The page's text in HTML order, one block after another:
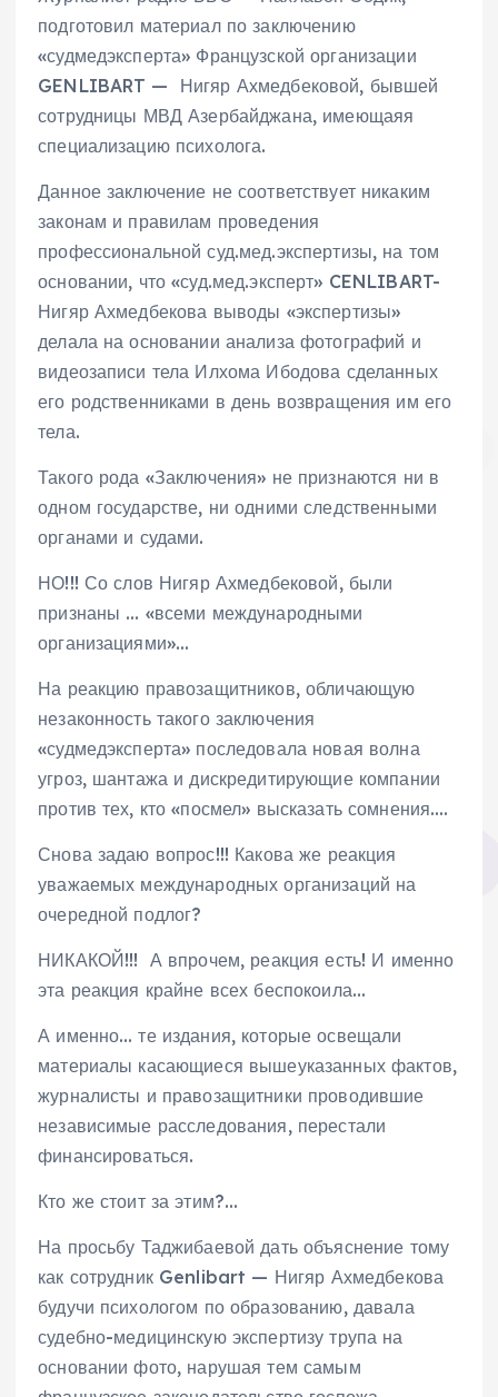
подготовил материал по заключению
«судмедэксперта» Французской организации
GENLIBART — Нигяр Ахмедбековой, бывшей
сотрудницы МВД Азербайджана, имеющаяя
специализацию психолога.
Данное заключение не соответствует никаким
законам и правилам проведения
профессиональной суд.мед.экспертизы, на том
основании, что «суд.мед.эксперт» CENLIBART-
Нигяр Ахмедбекова выводы «экспертизы»
делала на основании анализа фотографий и
видеозаписи тела Илхома Ибодова сделанных
его родственниками в день возвращения им его
тела.
Такого рода «Заключения» не признаются ни в
одном государстве, ни одними следственными
органами и судами.
НО!!! Со слов Нигяр Ахмедбековой, были
признаны … «всеми международными
организациями»…
На реакцию правозащитников, обличающую
незаконность такого заключения
«судмедэксперта» последовала новая волна
угроз, шантажа и дискредитирующие компании
против тех, кто «посмел» высказать сомнения….
Снова задаю вопрос!!! Какова же реакция
уважаемых международных организаций на
очередной подлог?
НИКАКОЙ!!! А впрочем, реакция есть! И именно
эта реакция крайне всех беспокоила…
А именно… те издания, которые освещали
материалы касающиеся вышеуказанных фактов,
журналисты и правозащитники проводившие
независимые расследования, перестали
финансироваться.
Кто же стоит за этим?…
На просьбу Таджибаевой дать объяснение тому
как сотрудник Genlibart — Нигяр Ахмедбекова
будучи психологом по образованию, давала
судебно-медицинскую экспертизу трупа на
основании фото, нарушая тем самым